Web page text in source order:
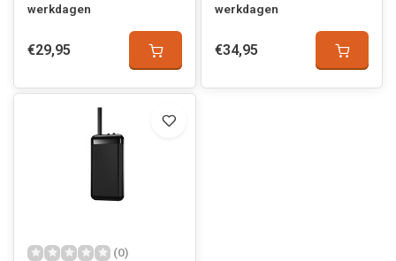
werkdagen
€29,95
werkdagen
€34,95
(0)